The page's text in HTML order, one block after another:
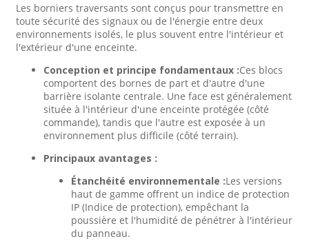
Les borniers traversants sont conçus pour transmettre en
toute sécurité des signaux ou de l'énergie entre deux
environnements isolés, le plus souvent entre l'intérieur et
l'extérieur d'une enceinte.
Conception et principe fondamentaux :Ces blocs
comportent des bornes de part et d'autre d'une
barrière isolante centrale. Une face est généralement
située à l'intérieur d'une enceinte protégée (côté
commande), tandis que l'autre est exposée à un
environnement plus difficile (côté terrain).
Principaux avantages :
Étanchéité environnementale :Les versions
haut de gamme offrent un indice de protection
IP (Indice de protection), empêchant la
poussière et l'humidité de pénétrer à l'intérieur
du panneau.